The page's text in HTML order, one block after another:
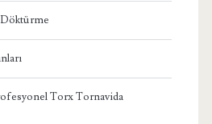
Döktürme
Torx Tornavida